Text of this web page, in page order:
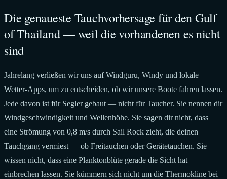
Die genaueste Tauchvorhersage für den Gulf
of Thailand — weil die vorhandenen es nicht
sind
Jahrelang verließen wir uns auf Windguru, Windy und lokale
Wetter-Apps, um zu entscheiden, ob wir unsere Boote fahren lassen.
Jede davon ist für Segler gebaut — nicht für Taucher. Sie nennen dir
Windgeschwindigkeit und Wellenhöhe. Sie sagen dir nicht, dass
eine Strömung von 0,8 m/s durch Sail Rock zieht, die deinen
Tauchgang vermiest — ob Freitauchen oder Gerätetauchen. Sie
wissen nicht, dass eine Planktonblüte gerade die Sicht hat
einbrechen lassen. Sie kümmern sich nicht um die Thermokline bei